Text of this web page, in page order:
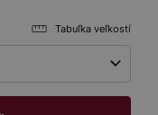
Tabuľka veľkostí